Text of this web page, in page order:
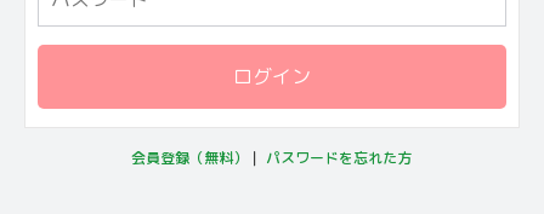
ログイン
会員登録（無料） ｜ パスワードを忘れた方